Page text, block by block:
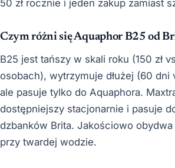
50 zł rocznie i jeden zakup zamiast
Czym różni się Aquaphor B25 od
B25 jest tańszy w skali roku (150 zł
osobach), wytrzymuje dłużej (60 dni
ale pasuje tylko do Aquaphora.
dostępniejszy stacjonarnie i pasuje
dzbanków Brita. Jakościowo obydwa
przy twardej wodzie.